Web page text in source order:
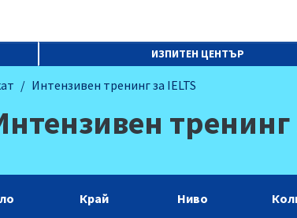
ИЗПИТЕН ЦЕНТЪР
Интензивен тренинг за IELTS
тренинг
Край Ниво